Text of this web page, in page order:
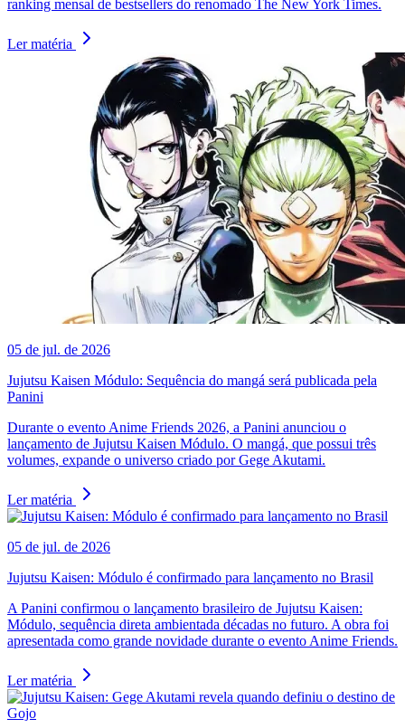
ranking mensal de bestsellers do renomado The New York Times.
Ler matéria
05 de jul. de 2026
Jujutsu Kaisen Módulo: Sequência do mangá será publicada pela
Panini
Durante o evento Anime Friends 2026, a Panini anunciou o
lançamento de Jujutsu Kaisen Módulo. O mangá, que possui três
volumes, expande o universo criado por Gege Akutami.
Ler matéria
05 de jul. de 2026
Jujutsu Kaisen: Módulo é confirmado para lançamento no Brasil
A Panini confirmou o lançamento brasileiro de Jujutsu Kaisen:
Módulo, sequência direta ambientada décadas no futuro. A obra foi
apresentada como grande novidade durante o evento Anime Friends.
Ler matéria